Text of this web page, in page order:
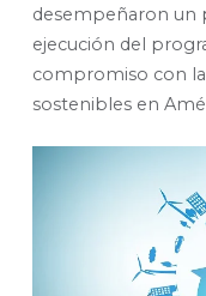
desempeñaron un
ejecución del
compromiso con
sostenibles en